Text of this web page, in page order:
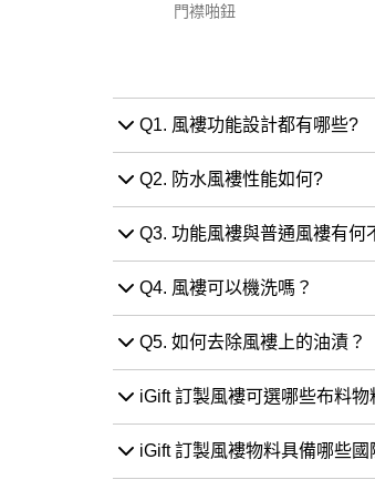
門襟啪鈕
Q1. 風褸功能設計都有哪些?
Q2. 防水風褸性能如何?
Q3. 功能風褸與普通風褸有何
Q4. 風褸可以機洗嗎？
Q5. 如何去除風褸上的油漬？
iGift 訂製風褸可選哪些布料
iGift 訂製風褸物料具備哪些國